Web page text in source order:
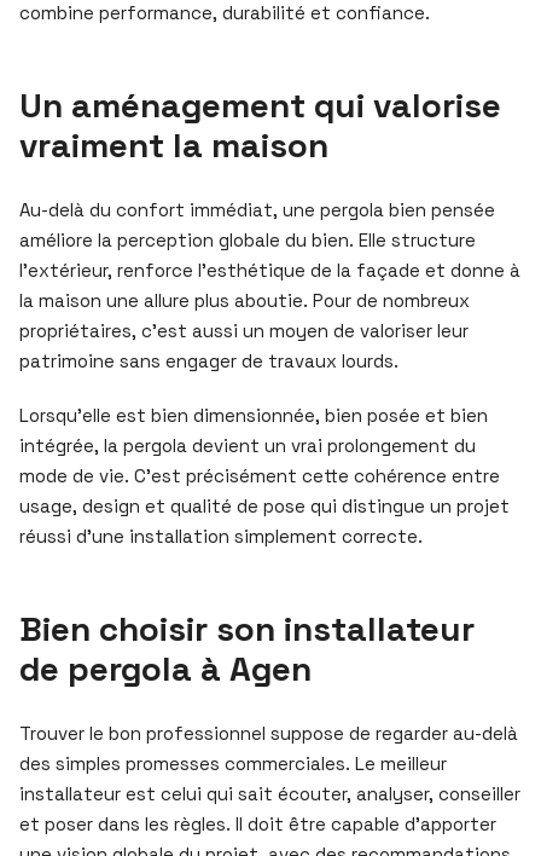
combine performance, durabilité et confiance.
Un aménagement qui valorise
vraiment la maison
Au-delà du confort immédiat, une pergola bien pensée
améliore la perception globale du bien. Elle structure
l’extérieur, renforce l’esthétique de la façade et donne à
la maison une allure plus aboutie. Pour de nombreux
propriétaires, c’est aussi un moyen de valoriser leur
patrimoine sans engager de travaux lourds.
Lorsqu’elle est bien dimensionnée, bien posée et bien
intégrée, la pergola devient un vrai prolongement du
mode de vie. C’est précisément cette cohérence entre
usage, design et qualité de pose qui distingue un projet
réussi d’une installation simplement correcte.
Bien choisir son installateur
de pergola à Agen
Trouver le bon professionnel suppose de regarder au-delà
des simples promesses commerciales. Le meilleur
installateur est celui qui sait écouter, analyser, conseiller
et poser dans les règles. Il doit être capable d’apporter